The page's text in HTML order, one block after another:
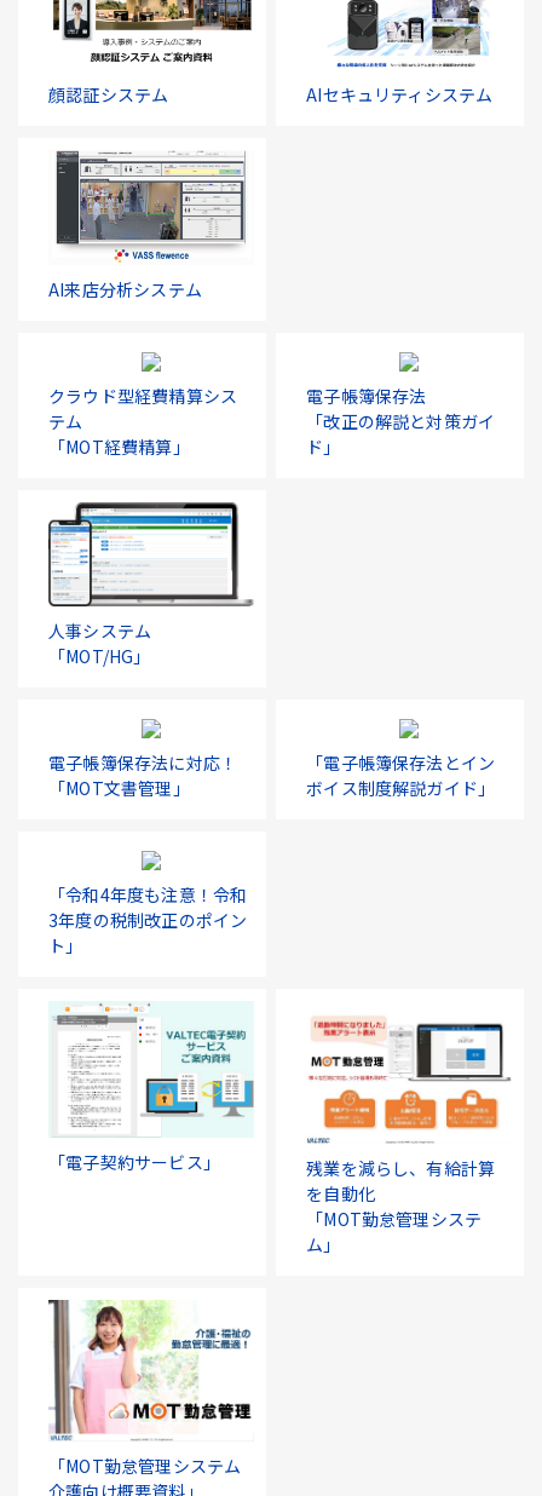
顔認証システム AIセキュリティシステム
AI来店分析システム
クラウド型経費精算シス
テム
「MOT経費精算」
電子帳簿保存法
「改正の解説と対策ガイ
ド」
人事システム
「MOT/HG」
電子帳簿保存法に対応！
「MOT文書管理」
「電子帳簿保存法とイン
ボイス制度解説ガイド」
「令和4年度も注意！令和
3年度の税制改正のポイン
ト」
「電子契約サービス」
残業を減らし、有給計算
を自動化
「MOT勤怠管理システ
ム」
「MOT勤怠管理システム